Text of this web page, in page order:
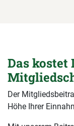
Das kostet
Der
Höhe Ihrer